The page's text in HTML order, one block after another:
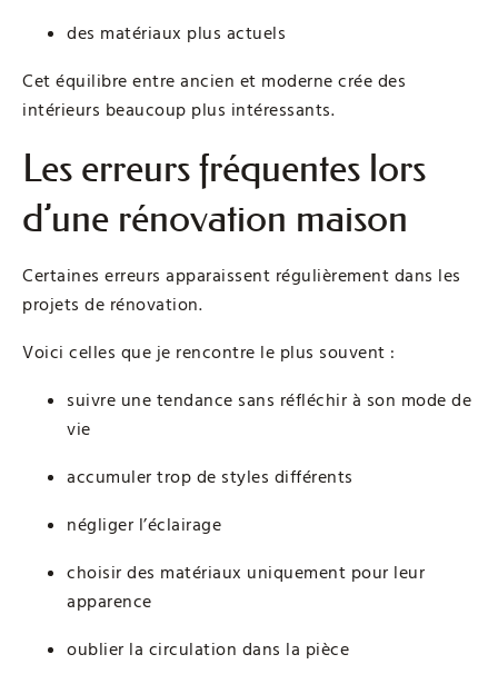
des matériaux plus actuels
Cet équilibre entre ancien et moderne crée des
intérieurs beaucoup plus intéressants.
Les erreurs fréquentes lors
d’une rénovation maison
Certaines erreurs apparaissent régulièrement dans les
projets de rénovation.
Voici celles que je rencontre le plus souvent :
suivre une tendance sans réfléchir à son mode de
vie
accumuler trop de styles différents
négliger l’éclairage
choisir des matériaux uniquement pour leur
apparence
oublier la circulation dans la pièce